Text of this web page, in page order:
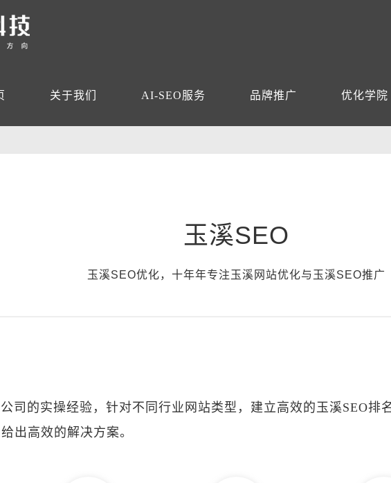
关于我们 AI-SEO服务 品牌推广 优化学院
玉溪SEO
玉溪SEO优化，十年年专注玉溪网站优化与玉溪SEO推广
司的实操经验，针对不同行业网站类型，建立高效的玉溪SEO排
出高效的解决方案。